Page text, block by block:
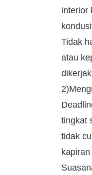
interior
Tidak
atau
tingkat
tidak